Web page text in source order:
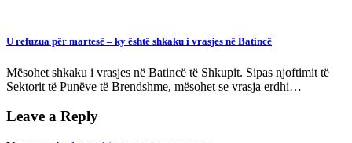
U refuzua për martesë – ky është shkaku i vrasjes në Batincë
Mësohet shkaku i vrasjes në Batincë të Shkupit. Sipas njoftimit të
Sektorit të Punëve të Brendshme, mësohet se vrasja erdhi…
Leave a Reply